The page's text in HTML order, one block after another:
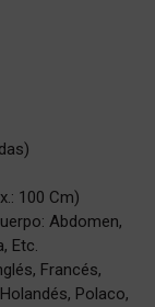
100 Cm)
Abdomen,
Etc.
Francés,
Polaco,